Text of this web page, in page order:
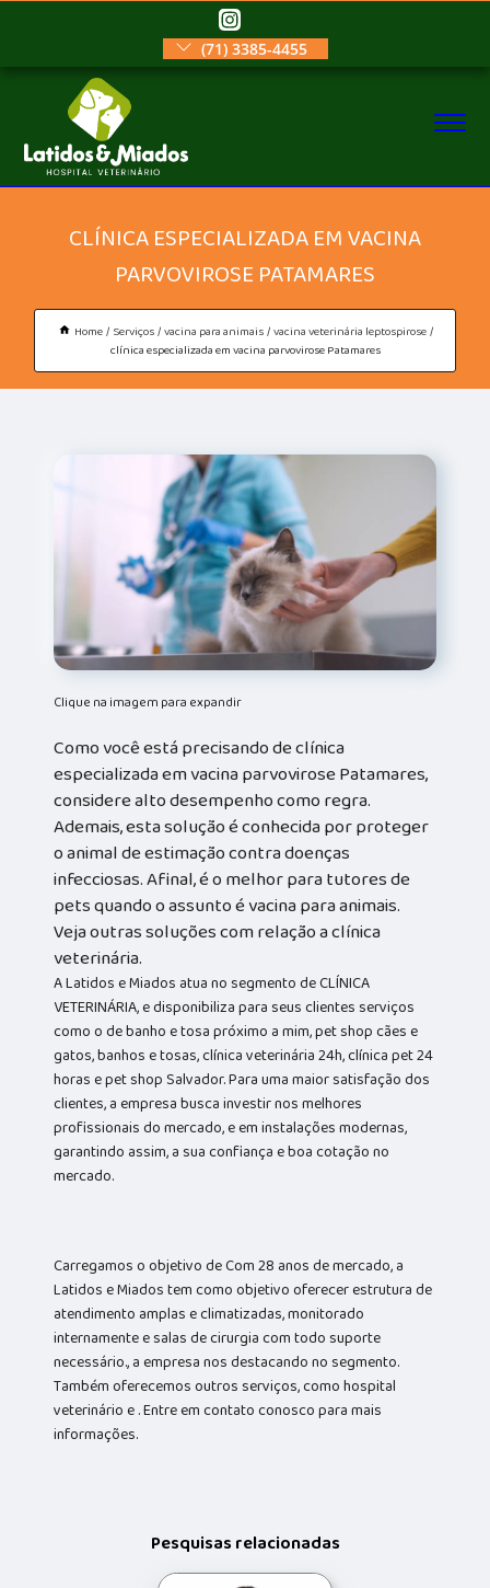
(71) 3385-4455
CLÍNICA ESPECIALIZADA EM VACINA
PARVOVIROSE PATAMARES
Home Serviços vacina para animais vacina veterinária leptospirose
clínica especializada em vacina parvovirose Patamares
Clique na imagem para expandir
Como você está precisando de clínica
especializada em vacina parvovirose Patamares,
considere alto desempenho como regra.
Ademais, esta solução é conhecida por proteger
o animal de estimação contra doenças
infecciosas. Afinal, é o melhor para tutores de
pets quando o assunto é vacina para animais.
Veja outras soluções com relação a clínica
veterinária.
A Latidos e Miados atua no segmento de CLÍNICA
VETERINÁRIA, e disponibiliza para seus clientes serviços
como o de banho e tosa próximo a mim, pet shop cães e
gatos, banhos e tosas, clínica veterinária 24h, clínica pet 24
horas e pet shop Salvador. Para uma maior satisfação dos
clientes, a empresa busca investir nos melhores
profissionais do mercado, e em instalações modernas,
garantindo assim, a sua confiança e boa cotação no
mercado.
Carregamos o objetivo de Com 28 anos de mercado, a
Latidos e Miados tem como objetivo oferecer estrutura de
atendimento amplas e climatizadas, monitorado
internamente e salas de cirurgia com todo suporte
necessário., a empresa nos destacando no segmento.
Também oferecemos outros serviços, como hospital
veterinário e . Entre em contato conosco para mais
informações.
Pesquisas relacionadas